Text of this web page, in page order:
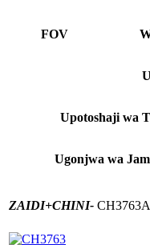
FOV
Upotoshaji wa
Ugonjwa wa
ZAIDI+CHINI-